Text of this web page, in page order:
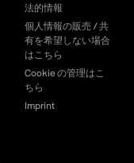
法的情報
個人情報の販売 / 共
有を希望しない場合
はこちら
Cookie の管理はこ
ちら
Imprint